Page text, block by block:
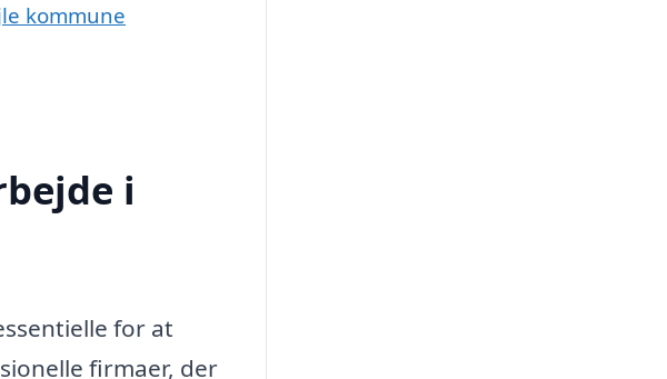
kommune
i
for at
firmaer, der